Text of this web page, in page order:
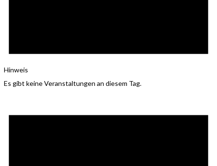
Hinweis
Es gibt keine Veranstaltungen an diesem Tag.